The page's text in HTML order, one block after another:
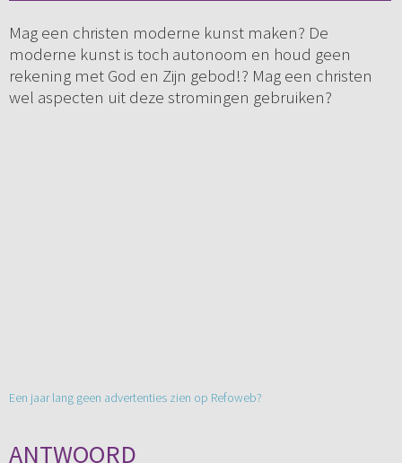
Mag een christen moderne kunst maken? De
moderne kunst is toch autonoom en houd geen
rekening met God en Zijn gebod!? Mag een christen
wel aspecten uit deze stromingen gebruiken?
Een jaar lang geen advertenties zien op Refoweb?
ANTWOORD